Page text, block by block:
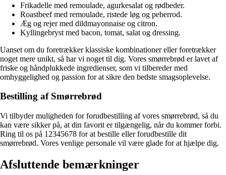
Frikadelle med remoulade, agurkesalat og rødbeder.
Roastbeef med remoulade, ristede løg og peberrod.
Æg og rejer med dildmayonnaise og citron.
Kyllingebryst med bacon, tomat, salat og dressing.
Uanset om du foretrækker klassiske kombinationer eller foretrækker
noget mere unikt, så har vi noget til dig. Vores smørrebrød er lavet af
friske og håndplukkede ingredienser, som vi tilbereder med
omhyggelighed og passion for at sikre den bedste smagsoplevelse.
Bestilling af Smørrebrød
Vi tilbyder muligheden for forudbestilling af vores smørrebrød, så du
kan være sikker på, at din favorit er tilgængelig, når du kommer forbi.
Ring til os på 12345678 for at bestille eller forudbestille dit
smørrebrød. Vores venlige personale vil være glade for at hjælpe dig.
Afsluttende bemærkninger